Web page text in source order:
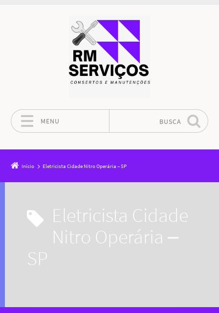
MENU BUSCA
Início Eletricista Cidade Nitro Operária – SP
Eletricista Cidade
Nitro Operária –
SP